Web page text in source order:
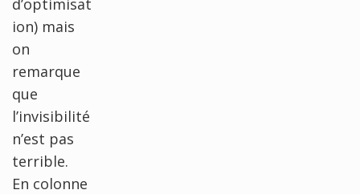
ion) mais
on
remarque
que
l’invisibilité
n’est pas
terrible.
En colonne